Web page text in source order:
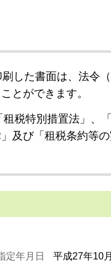
した書面は、法令
とができます。
租税特別措置法」
及び「租税条約等
定年月日 平成27年10